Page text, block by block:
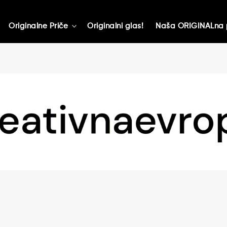
Originalne Priče toggle
Originalni glas! Naša